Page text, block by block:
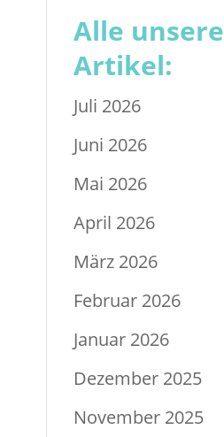
Alle unsere
Artikel:
Juli 2026
Juni 2026
Mai 2026
April 2026
März 2026
Februar 2026
Januar 2026
Dezember 2025
November 2025